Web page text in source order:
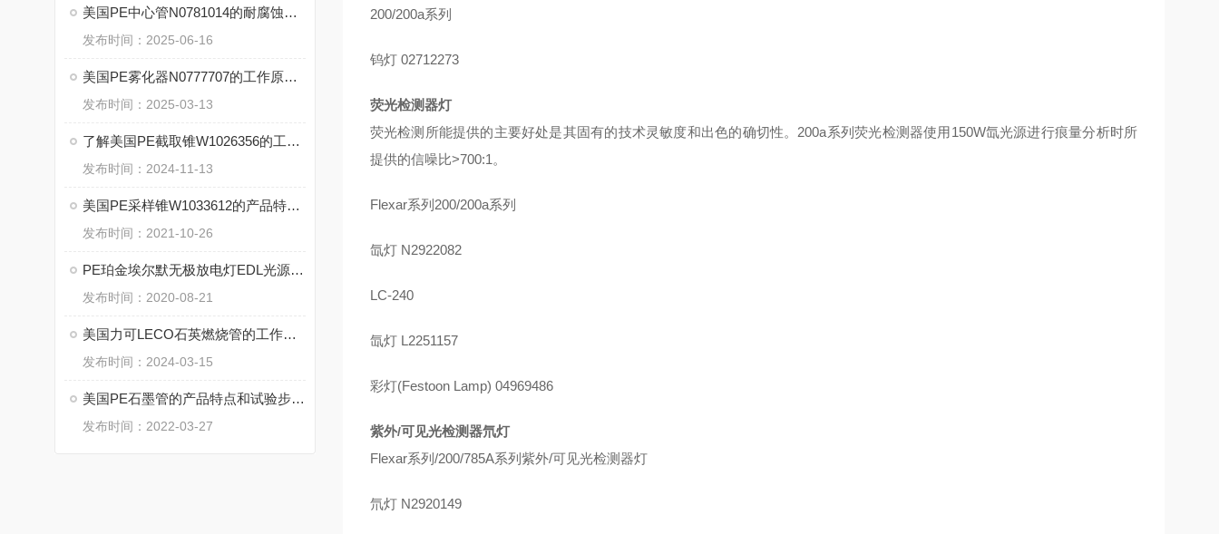
美国PE中心管N0781014的耐腐蚀性能及其对环境的适应性
发布时间：2025-06-16
美国PE雾化器N0777707的工作原理与技术优势概述
发布时间：2025-03-13
了解美国PE截取锥W1026356的工作原理与应用场景
发布时间：2024-11-13
美国PE采样锥W1033612的产品特点和维护保养
发布时间：2021-10-26
PE珀金埃尔默无极放电灯EDL光源与元素灯HCL光源
发布时间：2020-08-21
美国力可LECO石英燃烧管的工作原理和技术特点
发布时间：2024-03-15
美国PE石墨管的产品特点和试验步骤说明
发布时间：2022-03-27
200/200a系列
钨灯02712273
荧光检测器灯
荧光检测所能提供的主要好处是其固有的技术灵敏度和出色的确切性。 200a系列荧光检测器使用 150W氙光源进行痕量分析时所
提供的信噪比>700:1 。
Flexar系列 200/200a系列
氙灯N2922082
LC-240
氙灯L2251157
彩灯(Festoon Lamp) 04969486
紫外/可见光检测器氘灯
Flexar系列 /200/785A系列紫外/可见光检测器灯
氘灯N2920149